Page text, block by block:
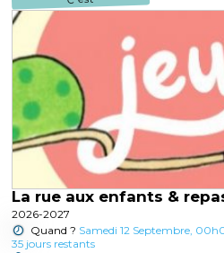
La rue aux enfants &
2026-2027
Quand ? Samedi 12 Septembre,
35 jours restants